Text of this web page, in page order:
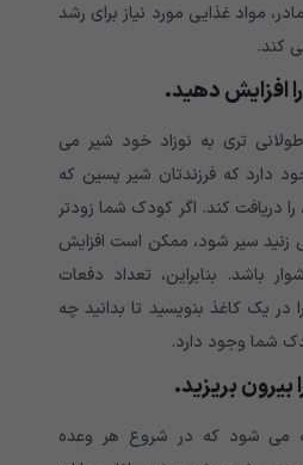
مواد غذایی مورد نیاز برای رشد
کند.
افزایش دهید.
تری به نوزاد خود شیر می
دارد که فرزندتان شیر پسین که
دریافت کند. اگر کودک شما زودتر
زنید سیر شود، ممکن است افزایش
باشد. بنابراین، تعداد دفعات
یک کاغذ بنویسید تا بدانید چه
شما وجود دارد.
بیرون بریزید.
می شود که در شروع هر وعده